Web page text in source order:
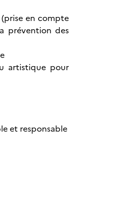
en compte
prévention des
artistique pour
et responsable